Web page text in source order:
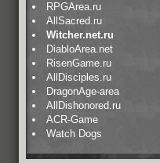
RPGArea.ru
AllSacred.ru
Witcher.net.ru
DiabloArea.net
RisenGame.ru
AllDisciples.ru
DragonAge-area
AllDishonored.ru
ACR-Game
Watch Dogs